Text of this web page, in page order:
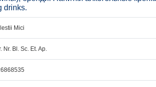
drinks.
Mici
Nr. Bl. Sc. Et. Ap.